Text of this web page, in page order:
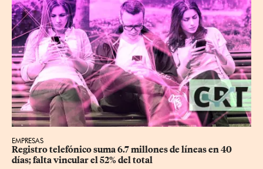
EMPRESAS
Registro telefónico suma 6.7 millones de líneas en 40
días; falta vincular el 52% del total